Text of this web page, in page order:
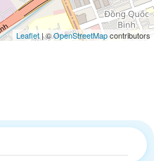
Leaflet| ©OpenStreetMapcontributors